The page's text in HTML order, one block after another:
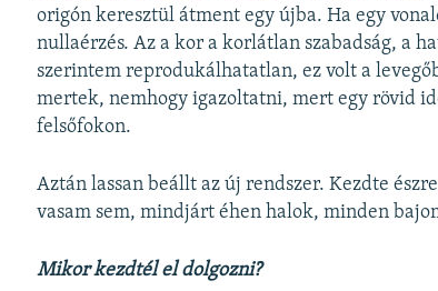
origón keresztül átment egy újba. Ha egy
nullaérzés. Az a kor a korlátlan szabadság, a
szerintem reprodukálhatatlan, ez volt a
mertek, nemhogy igazoltatni, mert egy rövid
felsőfokon.
Aztán lassan beállt az új rendszer. Kezdte
vasam sem, mindjárt éhen halok, minden
Mikor kezdtél el dolgozni?